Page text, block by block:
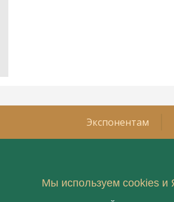
Экспонентам
4-8февраля 2026
Мы используем cookies и